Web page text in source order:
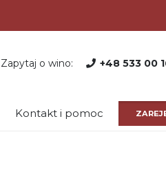
Zapytaj o wino: +48 533 00
Kontakt i pomoc